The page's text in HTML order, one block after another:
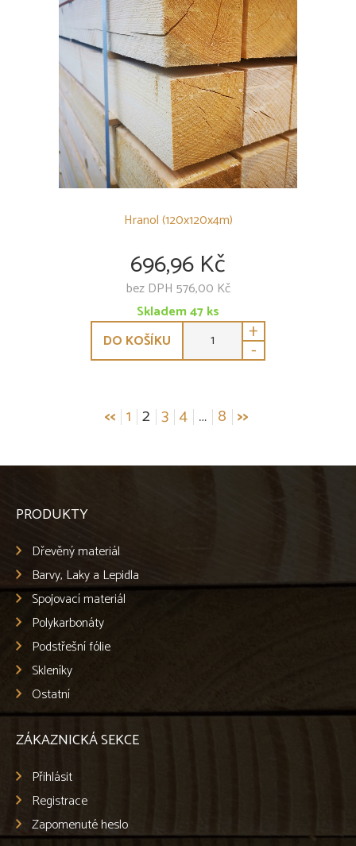
Hranol (120x120x4m)
696,96 Kč
bez DPH 576,00 Kč
Skladem47ks
DO KOŠÍKU
+
-
Stránkování
<< 1 2 3 4 … 8 >>
PRODUKTY
Dřevěný materiál
Barvy, Laky a Lepidla
Spojovací materiál
Polykarbonáty
Podstřešní fólie
Skleníky
Ostatní
ZÁKAZNICKÁ SEKCE
Přihlásit
Registrace
Zapomenuté heslo